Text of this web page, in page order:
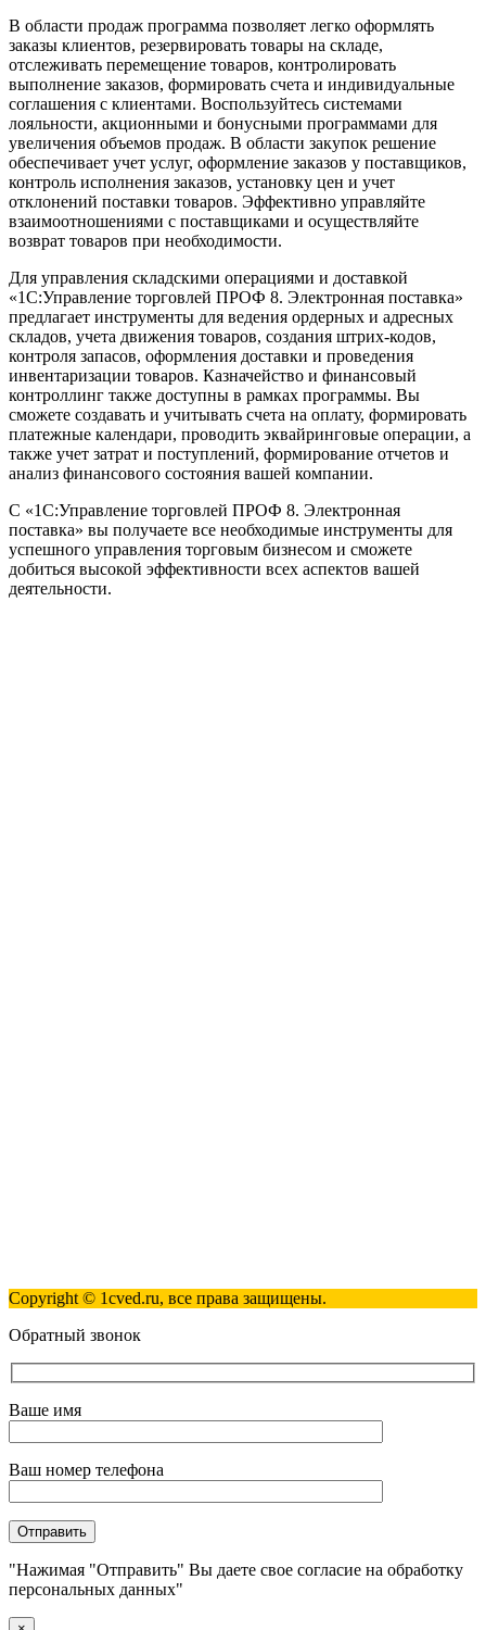
В области продаж программа позволяет легко оформлять
заказы клиентов, резервировать товары на складе,
отслеживать перемещение товаров, контролировать
выполнение заказов, формировать счета и индивидуальные
соглашения с клиентами. Воспользуйтесь системами
лояльности, акционными и бонусными программами для
увеличения объемов продаж. В области закупок решение
обеспечивает учет услуг, оформление заказов у поставщиков,
контроль исполнения заказов, установку цен и учет
отклонений поставки товаров. Эффективно управляйте
взаимоотношениями с поставщиками и осуществляйте
возврат товаров при необходимости.
Для управления складскими операциями и доставкой
«1C:Управление торговлей ПРОФ 8. Электронная поставка»
предлагает инструменты для ведения ордерных и адресных
складов, учета движения товаров, создания штрих-кодов,
контроля запасов, оформления доставки и проведения
инвентаризации товаров. Казначейство и финансовый
контроллинг также доступны в рамках программы. Вы
сможете создавать и учитывать счета на оплату, формировать
платежные календари, проводить эквайринговые операции, а
также учет затрат и поступлений, формирование отчетов и
анализ финансового состояния вашей компании.
С «1С:Управление торговлей ПРОФ 8. Электронная
поставка» вы получаете все необходимые инструменты для
успешного управления торговым бизнесом и сможете
добиться высокой эффективности всех аспектов вашей
деятельности.
Copyright © 1cved.ru, все права защищены.
Обратный звонок
Ваше имя
Ваш номер телефона
"Нажимая "Отправить" Вы даете свое согласие на обработку
персональных данных"